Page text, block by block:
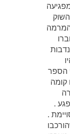
הספר
קומה
.
.